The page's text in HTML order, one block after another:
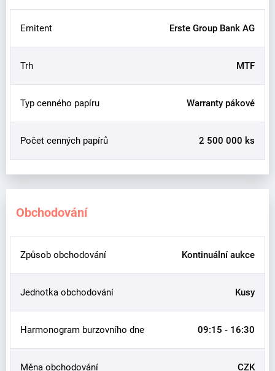
Emitent Erste Group Bank AG
Trh MTF
Typ cenného papíru Warranty pákové
Počet cenných papírů 2 500 000 ks
Obchodování
Způsob obchodování Kontinuální aukce
Jednotka obchodování Kusy
Harmonogram burzovního dne 09:15 - 16:30
Měna obchodování CZK